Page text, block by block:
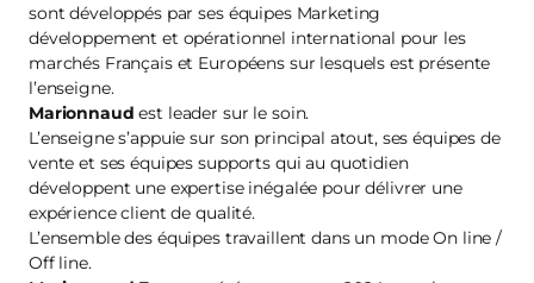
sont développés par ses équipes Marketing
développement et opérationnel international pour les
marchés Français et Européens sur lesquels est présente
l’enseigne.
Marionnaud est leader sur le soin.
L’enseigne s’appuie sur son principal atout, ses équipes de
vente et ses équipes supports qui au quotidien
développent une expertise inégalée pour délivrer une
expérience client de qualité.
L’ensemble des équipes travaillent dans un mode On line /
Off line.